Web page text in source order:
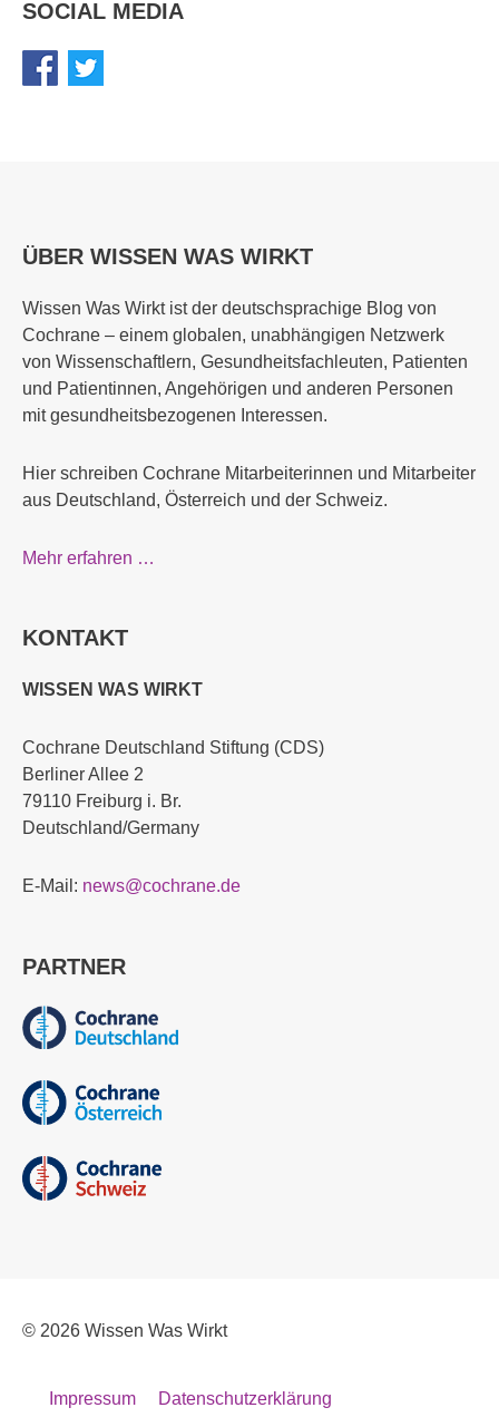
SOCIAL MEDIA
ÜBER WISSEN WAS WIRKT
Wissen Was Wirkt ist der deutschsprachige Blog von
Cochrane – einem globalen, unabhängigen Netzwerk
von Wissenschaftlern, Gesundheitsfachleuten, Patienten
und Patientinnen, Angehörigen und anderen Personen
mit gesundheitsbezogenen Interessen.
Hier schreiben Cochrane Mitarbeiterinnen und Mitarbeiter
aus Deutschland, Österreich und der Schweiz.
Mehr erfahren …
KONTAKT
WISSEN WAS WIRKT
Cochrane Deutschland Stiftung (CDS)
Berliner Allee 2
79110 Freiburg i. Br.
Deutschland/Germany
E-Mail: news@cochrane.de
PARTNER
© 2026 Wissen Was Wirkt
Impressum Datenschutzerklärung